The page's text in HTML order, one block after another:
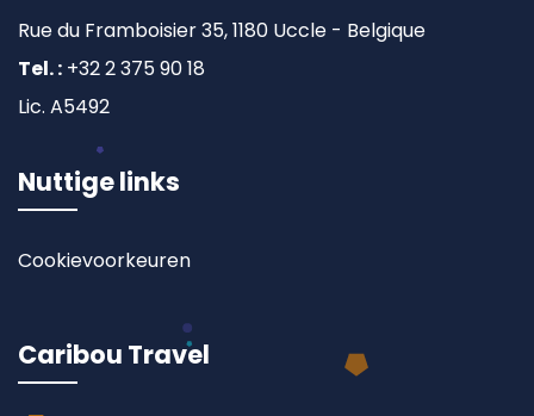
Rue du Framboisier 35, 1180 Uccle - Belgique
Tel. : +32 2 375 90 18
Lic. A5492
Nuttige links
Cookievoorkeuren
Caribou Travel